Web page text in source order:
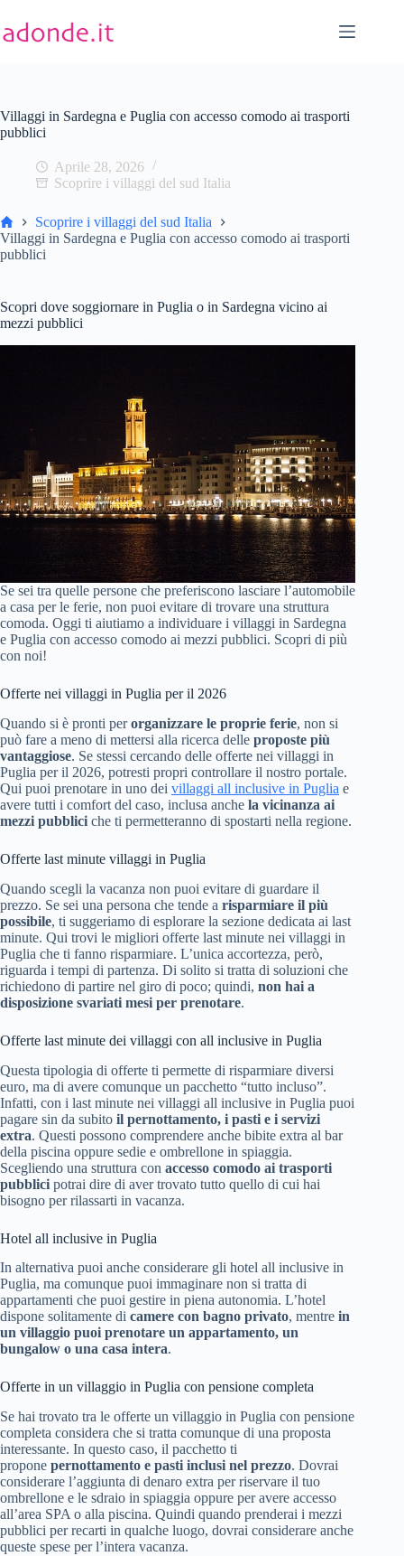
contenuto
Villaggi in Sardegna e Puglia con accesso comodo ai trasporti
pubblici
Aprile 28, 2026
Scoprire i villaggi del sud Italia
HomeScoprire i villaggi del sud Italia
Villaggi in Sardegna e Puglia con accesso comodo ai trasporti
pubblici
Scopri dove soggiornare in Puglia o in Sardegna vicino ai
mezzi pubblici
Se sei tra quelle persone che preferiscono lasciare l’automobile
a casa per le ferie, non puoi evitare di trovare una struttura
comoda. Oggi ti aiutiamo a individuare i villaggi in Sardegna
e Puglia con accesso comodo ai mezzi pubblici. Scopri di più
con noi!
Offerte nei villaggi in Puglia per il 2026
Quando si è pronti perorganizzare le proprie ferie, non si
può fare a meno di mettersi alla ricerca delle proposte più
vantaggiose. Se stessi cercando delle offerte nei villaggi in
Puglia per il 2026, potresti propri controllare il nostro portale.
Qui puoi prenotare in uno dei villaggi all inclusive in Puglia e
avere tutti i comfort del caso, inclusa anche la vicinanza ai
mezzi pubblici che ti permetteranno di spostarti nella regione.
Offerte last minute villaggi in Puglia
Quando scegli la vacanza non puoi evitare di guardare il
prezzo. Se sei una persona che tende a risparmiare il più
possibile, ti suggeriamo di esplorare la sezione dedicata ai last
minute. Qui trovi le migliori offerte last minute nei villaggi in
Puglia che ti fanno risparmiare. L’unica accortezza, però,
riguarda i tempi di partenza. Di solito si tratta di soluzioni che
richiedono di partire nel giro di poco; quindi, non hai a
disposizione svariati mesi per prenotare.
Offerte last minute dei villaggi con all inclusive in Puglia
Questa tipologia di offerte ti permette di risparmiare diversi
euro, ma di avere comunque un pacchetto “tutto incluso”.
Infatti, con i last minute nei villaggi all inclusive in Puglia puoi
pagare sin da subito il pernottamento, i pasti e i servizi
extra. Questi possono comprendere anche bibite extra al bar
della piscina oppure sedie e ombrellone in spiaggia.
Scegliendo una struttura con accesso comodo ai trasporti
pubblici potrai dire di aver trovato tutto quello di cui hai
bisogno per rilassarti in vacanza.
Hotel all inclusive in Puglia
In alternativa puoi anche considerare gli hotel all inclusive in
Puglia, ma comunque puoi immaginare non si tratta di
appartamenti che puoi gestire in piena autonomia. L’hotel
dispone solitamente di camere con bagno privato, mentre in
un villaggio puoi prenotare un appartamento, un
bungalow o una casa intera.
Offerte in un villaggio in Puglia con pensione completa
Se hai trovato tra le offerte un villaggio in Puglia con pensione
completa considera che si tratta comunque di una proposta
interessante. In questo caso, il pacchetto ti
propone pernottamento e pasti inclusi nel prezzo. Dovrai
considerare l’aggiunta di denaro extra per riservare il tuo
ombrellone e le sdraio in spiaggia oppure per avere accesso
all’area SPA o alla piscina. Quindi quando prenderai i mezzi
pubblici per recarti in qualche luogo, dovrai considerare anche
queste spese per l’intera vacanza.